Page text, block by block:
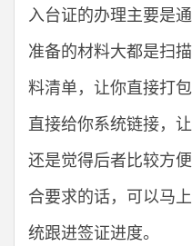
入台证的办理主要是
准备的材料大都是扫
料清单，让你直接打
直接给你系统链接，
还是觉得后者比较方
合要求的话，可以马
统跟进签证进度。